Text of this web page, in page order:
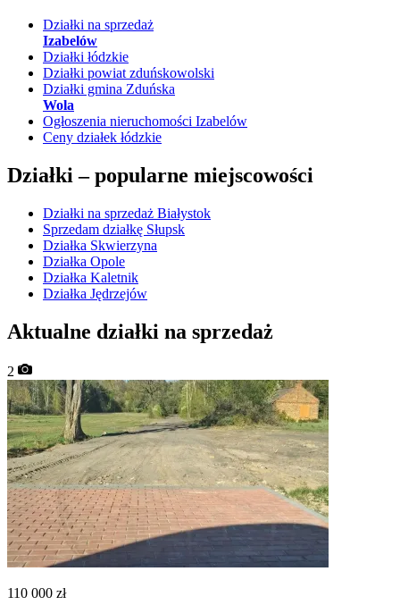
Działki na sprzedaż
Izabelów
Działki łódzkie
Działki powiat zduńskowolski
Działki gmina Zduńska
Wola
Ogłoszenia nieruchomości Izabelów
Ceny działek łódzkie
Działki –popularne miejscowości
Działki na sprzedaż Białystok
Sprzedam działkę Słupsk
Działka Skwierzyna
Działka Opole
Działka Kaletnik
Działka Jędrzejów
Aktualne działki na sprzedaż
2
110 000 zł